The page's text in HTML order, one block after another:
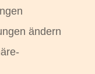
ändern